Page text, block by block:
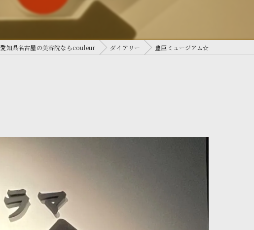
愛知県名古屋の美容院ならcouleur ダイアリー 豊臣ミュージアム☆